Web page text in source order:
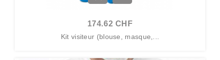
174.62 CHF
Kit visiteur (blouse, masque,...